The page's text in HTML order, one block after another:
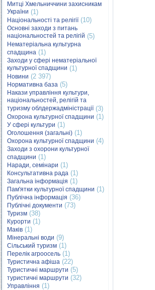
Митці Хмельниччини захисникам
України (1)
Національності та релігії(10)
Основні заходи з питань
національностей та релігій (5)
Нематеріальна культурна
спадщина (1)
Заходи у сфері нематеріальної
культурної спадщини (1)
Новини (2 397)
Нормативна база (5)
Накази управління культури,
національностей, релігій та
туризму облдержадміністрації(3)
Охорона культурної спадщини (1)
У сфері культури (1)
Оголошення (загальні) (1)
Охорона культурної спадщини (4)
Заходи з охорони культурної
спадщини (1)
Наради, семінари (1)
Консультативна рада (1)
Загальна інформація (1)
Пам'ятки культурної спадщини (1)
Публічна інформація (36)
Публічні документи (73)
Туризм (38)
Курорти (1)
Маків (1)
Мінеральні води (9)
Сільський туризм (1)
Перелік агроосель (1)
Туристична афіша (22)
Туристичні маршрути (5)
туристичні маршрути (32)
Управління (1)